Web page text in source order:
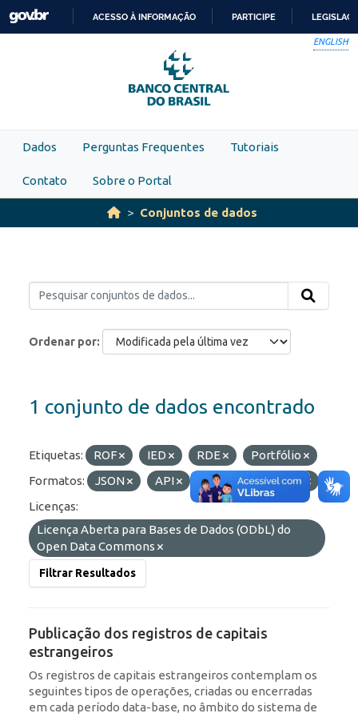
Skip to main content
PARA
O
CONTEÚDO
ACESSO À INFORMAÇÃO PARTICIPE
ENGLISH
Dados Perguntas Frequentes Tutoriais
Contato Sobre o Portal
Conjuntos de dados
Ordenar por
1 conjunto de dados encontrado
Etiquetas: ROF IED RDE
Portfólio
Formatos:
JSON API OData
HTML
Licenças:
Licença Aberta para Bases de Dados (ODbL) do
Open Data Commons
Filtrar Resultados
Publicação dos registros de capitais
estrangeiros
Os registros de capitais estrangeiros contemplam os
seguintes tipos de operações, criadas ou encerradas
em cada período data-base, no âmbito do sistema de